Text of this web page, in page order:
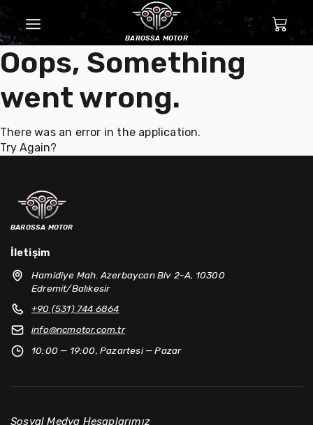
barossa motor
Oops, Something
went wrong.
There was an error in the application.
Try Again?
barossa motor
İletişim
Hamidiye Mah. Azerbaycan Blv 2-A, 10300
Edremit/Balıkesir
+90 (531) 744 6864
info@ncmotor.com.tr
10:00 — 19:00, Pazartesi — Pazar
Sosyal Medya Hesaplarımız